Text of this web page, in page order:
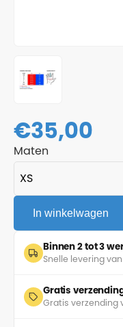
€35,00
Maten
In winkelwagen
Binnen 2 tot 3
Snelle levering
Gratis
Gratis verzending